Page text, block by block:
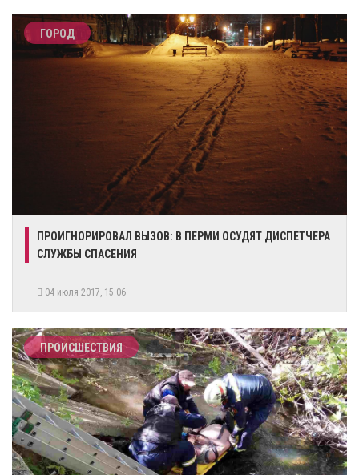
ГОРОД
ПРОИГНОРИРОВАЛ ВЫЗОВ: В ПЕРМИ ОСУДЯТ ДИСПЕТЧЕРА
СЛУЖБЫ СПАСЕНИЯ
04 июля 2017, 15:06
ПРОИСШЕСТВИЯ